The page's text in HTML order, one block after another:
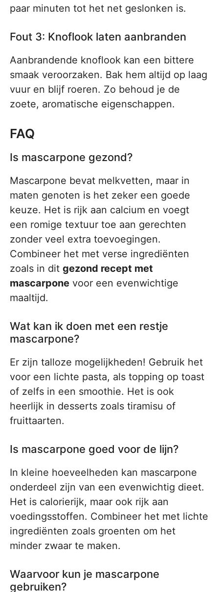
paar minuten tot het net geslonken is.
Fout 3: Knoflook laten aanbranden
Aanbrandende knoflook kan een bittere
smaak veroorzaken. Bak hem altijd op laag
vuur en blijf roeren. Zo behoud je de
zoete, aromatische eigenschappen.
FAQ
Is mascarpone gezond?
Mascarpone bevat melkvetten, maar in
maten genoten is het zeker een goede
keuze. Het is rijk aan calcium en voegt
een romige textuur toe aan gerechten
zonder veel extra toevoegingen.
Combineer het met verse ingrediënten
zoals in dit gezond recept met
mascarpone voor een evenwichtige
maaltijd.
Wat kan ik doen met een restje
mascarpone?
Er zijn talloze mogelijkheden! Gebruik het
voor een lichte pasta, als topping op toast
of zelfs in een smoothie. Het is ook
heerlijk in desserts zoals tiramisu of
fruittaarten.
Is mascarpone goed voor de lijn?
In kleine hoeveelheden kan mascarpone
onderdeel zijn van een evenwichtig dieet.
Het is calorierijk, maar ook rijk aan
voedingsstoffen. Combineer het met lichte
ingrediënten zoals groenten om het
minder zwaar te maken.
Waarvoor kun je mascarpone
gebruiken?